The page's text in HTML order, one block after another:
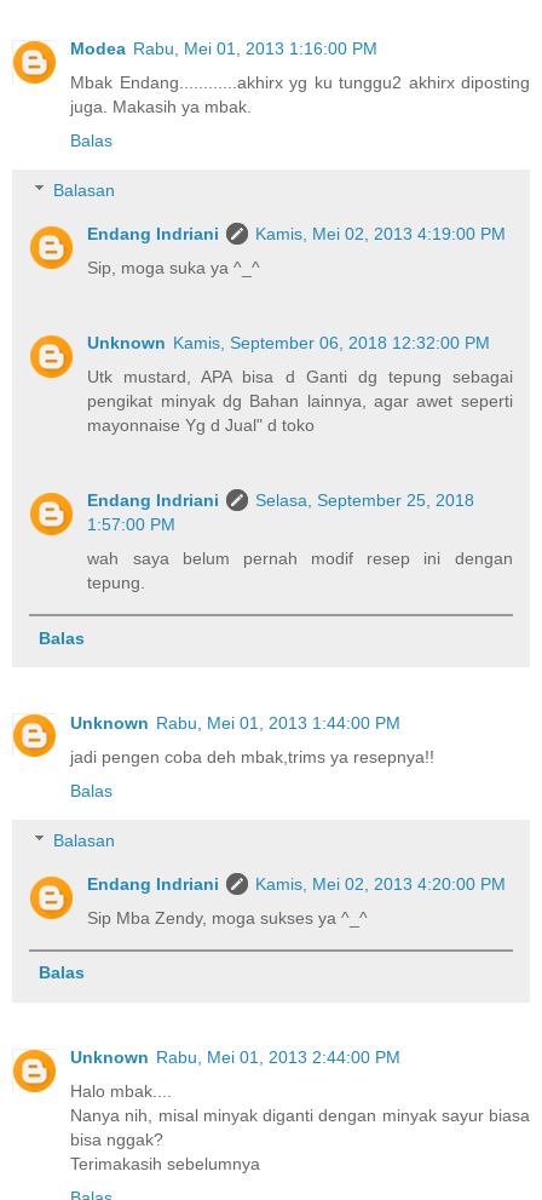
Modea Rabu, Mei 01, 2013 1:16:00 PM
Mbak Endang............akhirx yg ku tunggu2 akhirx diposting
juga. Makasih ya mbak.
Balas
Balasan
Endang Indriani
Kamis, Mei 02, 2013 4:19:00 PM
Sip, moga suka ya ^_^
Unknown Kamis, September 06, 2018 12:32:00 PM
Utk mustard, APA bisa d Ganti dg tepung sebagai
pengikat minyak dg Bahan lainnya, agar awet seperti
mayonnaise Yg d Jual" d toko
Endang Indriani
Selasa, September 25, 2018
1:57:00 PM
wah saya belum pernah modif resep ini dengan
tepung.
Balas
Unknown Rabu, Mei 01, 2013 1:44:00 PM
jadi pengen coba deh mbak,trims ya resepnya!!
Balas
Balasan
Endang Indriani
Kamis, Mei 02, 2013 4:20:00 PM
Sip Mba Zendy, moga sukses ya ^_^
Balas
Unknown Rabu, Mei 01, 2013 2:44:00 PM
Halo mbak....
Nanya nih, misal minyak diganti dengan minyak sayur biasa
bisa nggak?
Terimakasih sebelumnya